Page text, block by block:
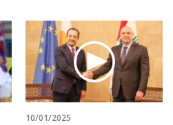
Προσφορές
Προσωπικότητες στην ''Κ''
Επιστολές
10/01/2025